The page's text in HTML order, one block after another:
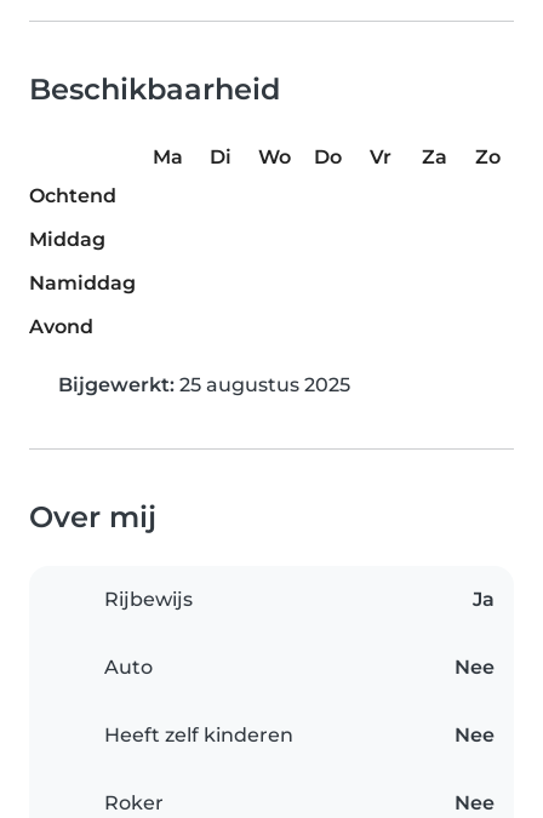
Beschikbaarheid
Ma Di Wo Do Vr Za
Zo
Ochtend
Middag
Namiddag
Avond
Bijgewerkt: 25 augustus 2025
Over mij
Rijbewijs Ja
Auto Nee
Heeft zelf kinderen Nee
Roker Nee